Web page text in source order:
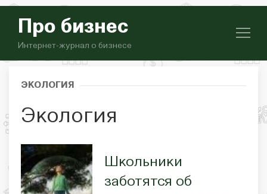
Про бизнес
Интернет-журнал о бизнесе
ЭКОЛОГИЯ
Экология
Школьники
заботятся об